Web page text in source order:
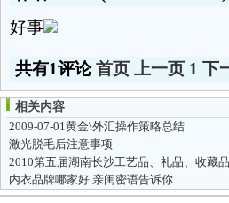
好事
共有1评论首页 上一页 1 下
相关内容
2009-07-01黄金\外汇操作策略总结
激光脱毛后注意事项
内衣品牌哪家好 亲闺密语告诉你